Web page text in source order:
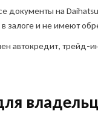
документы на
залоге и не имеют
автокредит, трейд-